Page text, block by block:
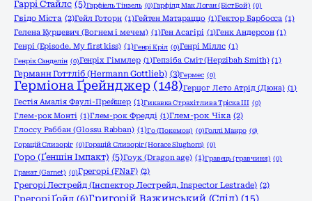
Гаррі Стайлс (5)Гарфіель Тінзель (0)Гарфілд Мак Логан (БістБой) (0)
Гвідо Міста (2)Гейл Готорн (1)Гейтен Матараццо (1)Гектор Барбосса (1)
Гелена Курцевич (Вогнем і мечем) (1)Ген Асагірі (1)Генк Андерсон (1)
Генрі (Episode. My first kiss) (1)Генрі Кріл (0)Генрі Міллс (1)
Генрік Санделін (0)Генріх Гіммлер (1)Гепзіба Сміт (Hepzibah Smith) (1)
Германн Готтліб (Hermann Gottlieb) (3)Гермес (0)
Герміона Ґрейнджер (148)Герцог Лєто Атрід (Дюна) (1)
Гестія Амалія Фаулі-Прейшер (1)Гикавка Страхітлива Тріска ІІІ (0)
Глем-рок Монті (1)Глем-рок Фредді (1)Глем-рок Чіка (2)
Глоссу Раббан (Glossu Rabban) (1)Го (Покемон) (0)Голлі Манро (0)
Горацій Слизоріг (0)Горацій Слизоріг (Horace Slughorn) (0)
Горо (Ґеншін Імпакт) (5)Гоук (Dragon age) (1)Гравець (гравчиня) (0)
Гранат (Garnet) (0)Грегорі (FNaF) (2)
Грегорі Лестрейд (Інспектор Лестрейд, Inspector Lestrade) (2)
Грегорі Ґойл (6)Григорій Важинський (Слід) (15)